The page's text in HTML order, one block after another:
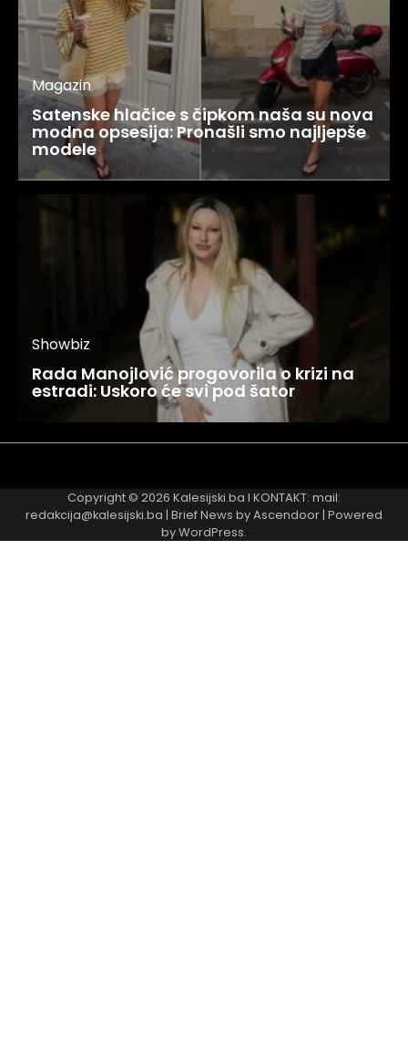
Magazin
Satenske hlačice s čipkom naša su nova
modna opsesija: Pronašli smo najljepše
modele
Showbiz
Rada Manojlović progovorila o krizi na
estradi: Uskoro će svi pod šator
Copyright © 2026 Kalesijski.ba I KONTAKT: mail:
redakcija@kalesijski.ba | Brief News byAscendoor| Powered
byWordPress.